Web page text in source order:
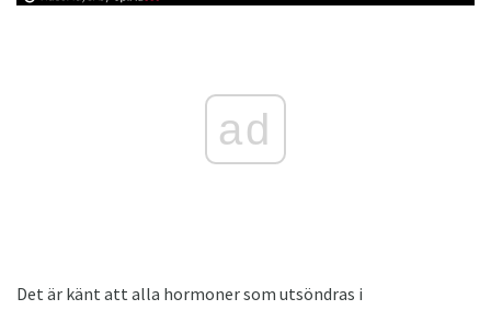
ad
Det är känt att alla hormoner som utsöndras i